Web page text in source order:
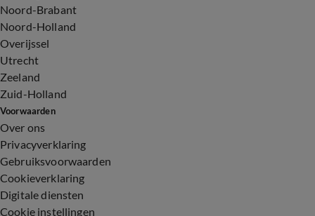
Noord-Brabant
Noord-Holland
Overijssel
Utrecht
Zeeland
Zuid-Holland
Voorwaarden
Over ons
Privacyverklaring
Gebruiksvoorwaarden
Cookieverklaring
Digitale diensten
Cookie instellingen